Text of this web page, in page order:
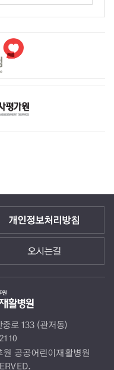
개인정보처리방침
오시는길
로 133 (관저동)
공공어린이재활병원